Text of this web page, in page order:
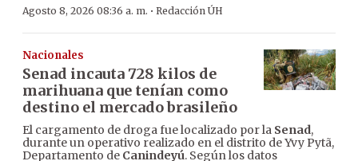
Agosto 8, 2026 08:36 a. m. · Redacción ÚH
Nacionales
Senad incauta 728 kilos de
marihuana que tenían como
destino el mercado brasileño
El cargamento de droga fue localizado por la Senad,
durante un operativo realizado en el distrito de Yvy Pytã,
Departamento de Canindeyú. Según los datos